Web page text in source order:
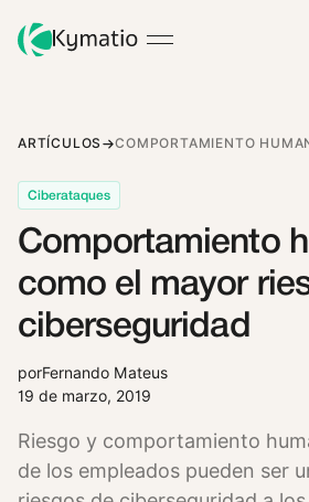
ARTÍCULOS
Ciberataques
Comportamiento
como el mayor
ciberseguridad
porFernando Mateus
19 de marzo, 2019
Riesgo y comportamiento
de los empleados pueden ser